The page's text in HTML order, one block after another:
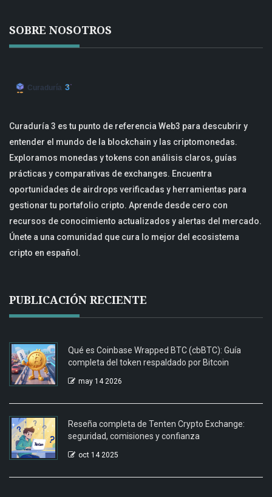
SOBRE NOSOTROS
Curaduría 3 es tu punto de referencia Web3 para descubrir y
entender el mundo de la blockchain y las criptomonedas.
Exploramos monedas y tokens con análisis claros, guías
prácticas y comparativas de exchanges. Encuentra
oportunidades de airdrops verificadas y herramientas para
gestionar tu portafolio cripto. Aprende desde cero con
recursos de conocimiento actualizados y alertas del mercado.
Únete a una comunidad que cura lo mejor del ecosistema
cripto en español.
PUBLICACIÓN RECIENTE
Qué es Coinbase Wrapped BTC (cbBTC): Guía
completa del token respaldado por Bitcoin
may 14 2026
Reseña completa de Tenten Crypto Exchange:
seguridad, comisiones y confianza
oct 14 2025